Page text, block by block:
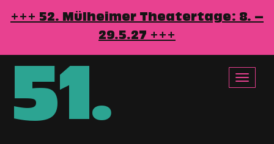
+++ 52. Mülheimer Theatertage: 8. –
29.5.27 +++
51.
Toggle